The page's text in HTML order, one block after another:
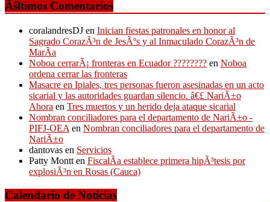
Ãšltimos Comentarios
coralandresDJ en Inician fiestas patronales en honor al
Sagrado CorazÃ³n de JesÃºs y al Inmaculado CorazÃ³n de
MarÃ­a
Noboa cerrarÃ¡ fronteras en Ecuador ???????? en Noboa
ordena cerrar las fronteras
Masacre en Ipiales, tres personas fueron asesinadas en un acto
sicarial y las autoridades guardan silencio. â€£ NariÃ±o
Ahora en Tres muertos y un herido deja ataque sicarial
Nombran conciliadores para el departamento de NariÃ±o -
PIFJ-OEA en Nombran conciliadores para el departamento de
NariÃ±o
dantovas en Servicios
Patty Montt en FiscalÃ­a establece primera hipÃ³tesis por
explosiÃ³n en Rosas (Cauca)
Calendario de Noticias